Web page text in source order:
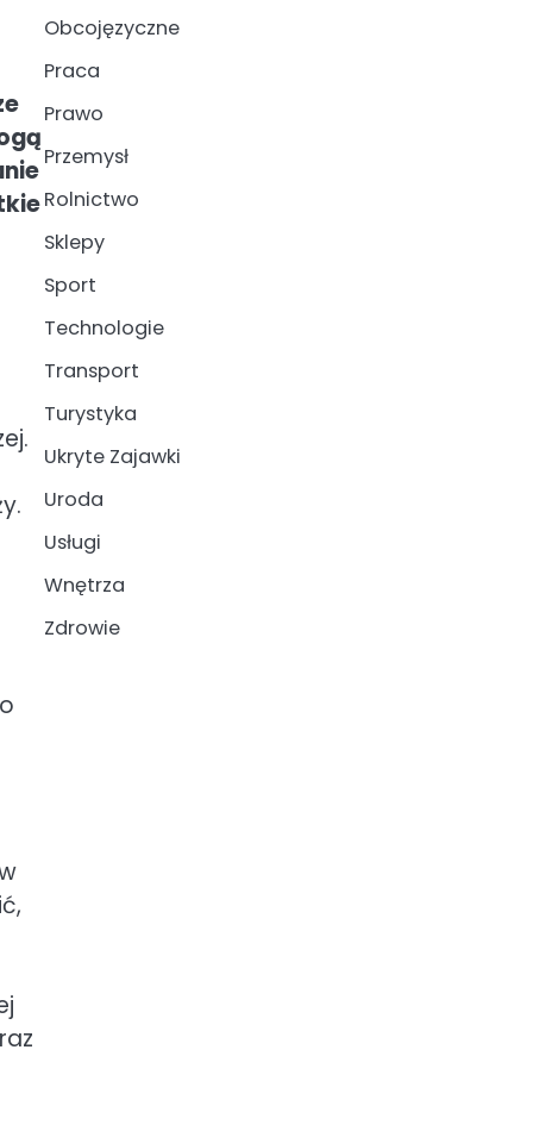
Obcojęzyczne
Praca
Prawo
Przemysł
Rolnictwo
Sklepy
Sport
Technologie
Transport
Turystyka
Ukryte Zajawki
Uroda
Usługi
Wnętrza
Zdrowie